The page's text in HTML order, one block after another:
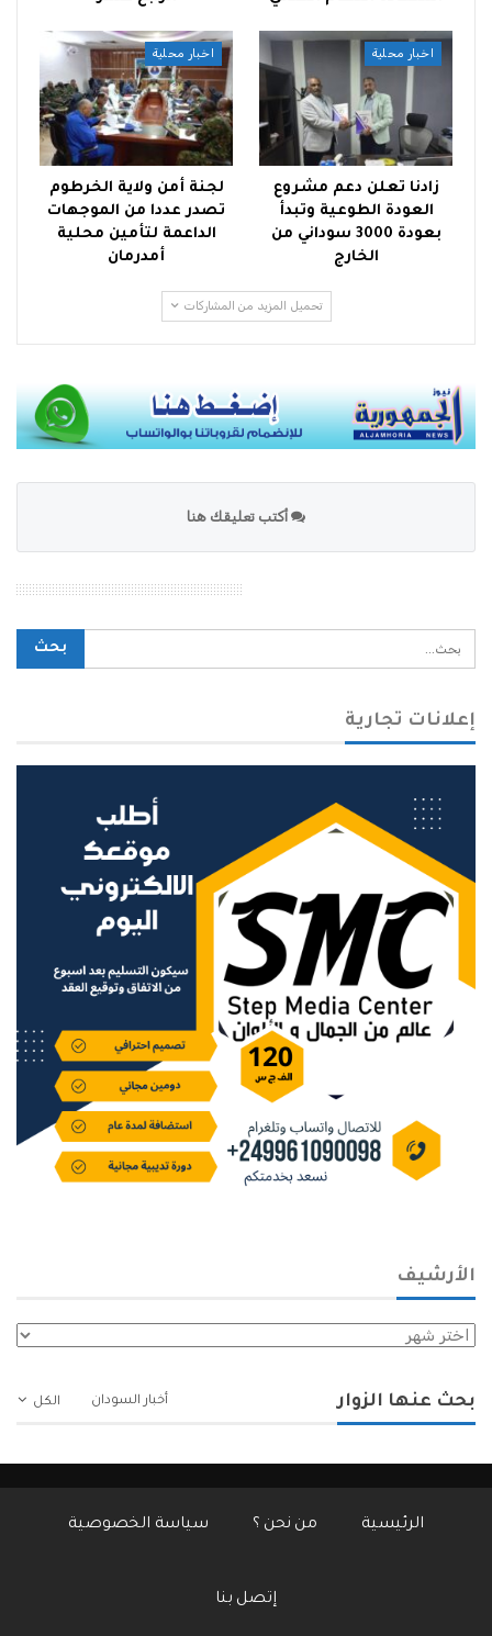
اخبار محلية
زادنا تعلن دعم مشروع
العودة الطوعية وتبدأ
بعودة 3000 سوداني من
الخارج
اخبار محلية
لجنة أمن ولاية الخرطوم
تصدر عددا من الموجهات
الداعمة لتأمين محلية
أمدرمان
تحميل المزيد من المشاركات
أكتب تعليقك هنا
إعلانات تجارية
الأرشيف
الأرشيف
الكل بحث عنها الزوار أخبار السودان
الرئيسية من نحن ؟ سياسة الخصوصية
إتصل بنا